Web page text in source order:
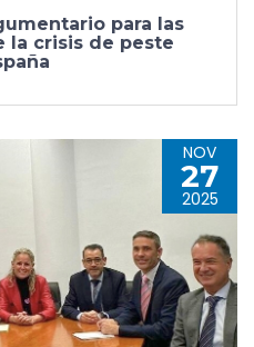
para las
la crisis de peste
NOV
27
2025